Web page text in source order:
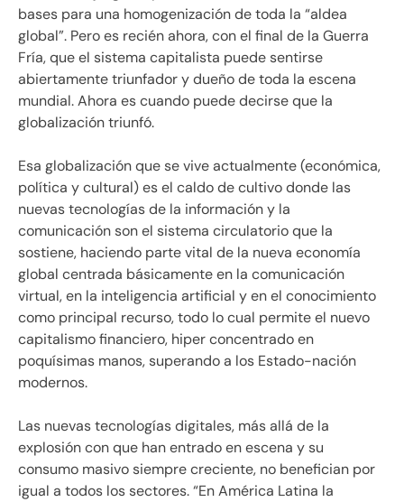
bases para una homogenización de toda la “aldea
global”. Pero es recién ahora, con el final de la Guerra
Fría, que el sistema capitalista puede sentirse
abiertamente triunfador y dueño de toda la escena
mundial. Ahora es cuando puede decirse que la
globalización triunfó.
Esa globalización que se vive actualmente (económica,
política y cultural) es el caldo de cultivo donde las
nuevas tecnologías de la información y la
comunicación son el sistema circulatorio que la
sostiene, haciendo parte vital de la nueva economía
global centrada básicamente en la comunicación
virtual, en la inteligencia artificial y en el conocimiento
como principal recurso, todo lo cual permite el nuevo
capitalismo financiero, hiper concentrado en
poquísimas manos, superando a los Estado-nación
modernos.
Las nuevas tecnologías digitales, más allá de la
explosión con que han entrado en escena y su
consumo masivo siempre creciente, no benefician por
igual a todos los sectores. “En América Latina la